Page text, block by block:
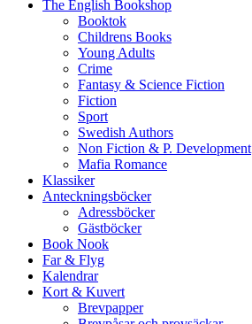
The English Bookshop
Booktok
Childrens Books
Young Adults
Crime
Fantasy & Science Fiction
Fiction
Sport
Swedish Authors
Non Fiction & P. Development
Mafia Romance
Klassiker
Anteckningsböcker
Adressböcker
Gästböcker
Book Nook
Far & Flyg
Kalendrar
Kort & Kuvert
Brevpapper